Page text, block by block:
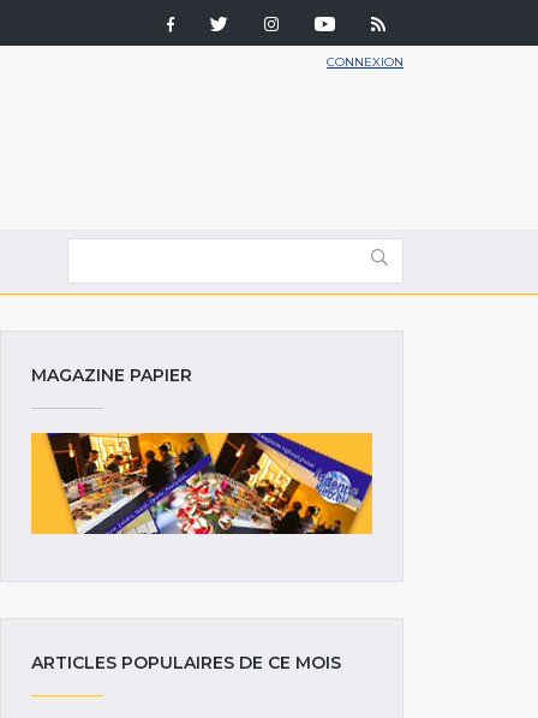
CONNEXION
MAGAZINE PAPIER
ARTICLES POPULAIRES DE CE MOIS